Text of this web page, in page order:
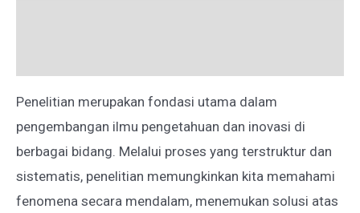
Penelitian merupakan fondasi utama dalam
pengembangan ilmu pengetahuan dan inovasi di
berbagai bidang. Melalui proses yang terstruktur dan
sistematis, penelitian memungkinkan kita memahami
fenomena secara mendalam, menemukan solusi atas